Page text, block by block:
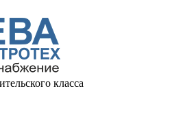
класса